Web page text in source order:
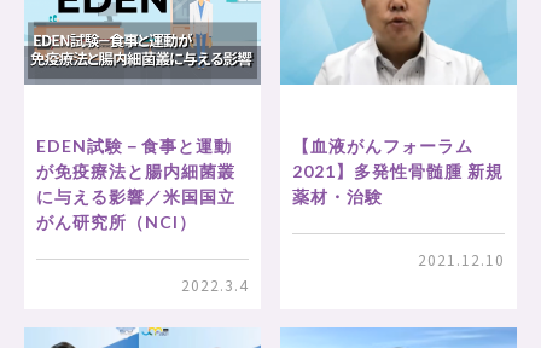
EDEN試験－食事と運動
が免疫療法と腸内細菌叢
に与える影響／米国国立
がん研究所（NCI）
2022.3.4
【血液がんフォーラム
2021】多発性骨髄腫 新規
薬材・治験
2021.12.10